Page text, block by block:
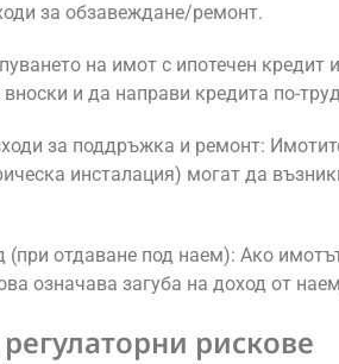
за обзавеждане/ремонт.
на имот с ипотечен
и да направи кредита по-
за поддръжка и ремонт:
инсталация) могат да
(при отдаване под наем): Ако
означава загуба на доход от
рискове